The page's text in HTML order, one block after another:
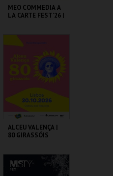
MEO COMMEDIA A
LA CARTE FEST'26 |
NAMASTÊ
COLISEU DE LISBOA
MAIS INFO
COMPRAR
ALCEU VALENÇA |
80 GIRASSÓIS
COLISEU DE LISBOA